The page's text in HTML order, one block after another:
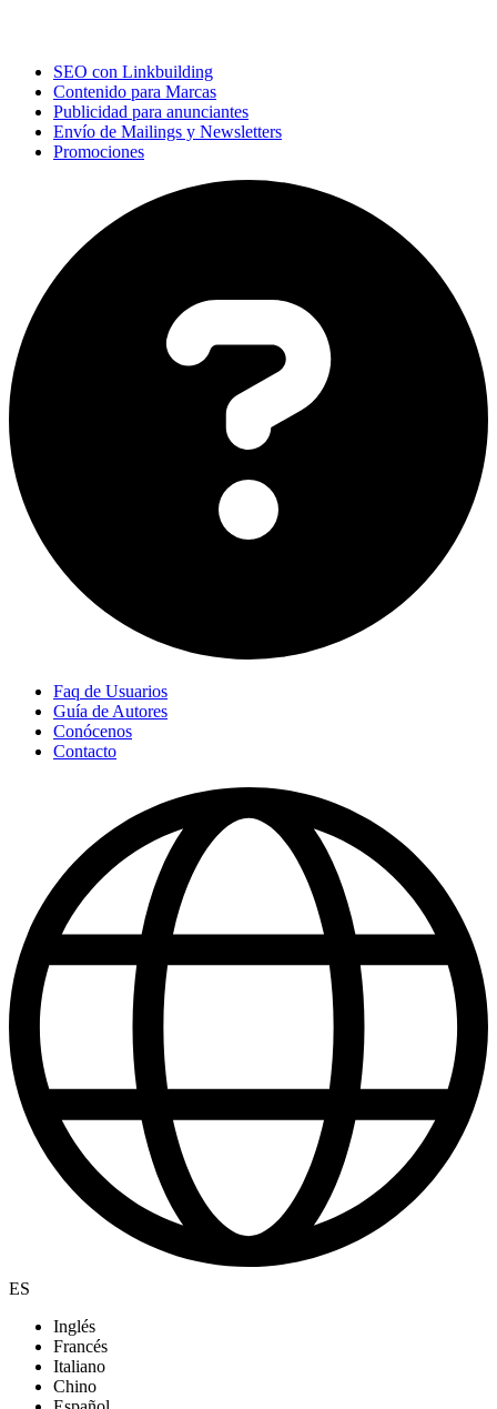
SEO con Linkbuilding
Contenido para Marcas
Publicidad para anunciantes
Envío de Mailings y Newsletters
Promociones
Faq de Usuarios
Guía de Autores
Conócenos
Contacto
ES
Inglés
Francés
Italiano
Chino